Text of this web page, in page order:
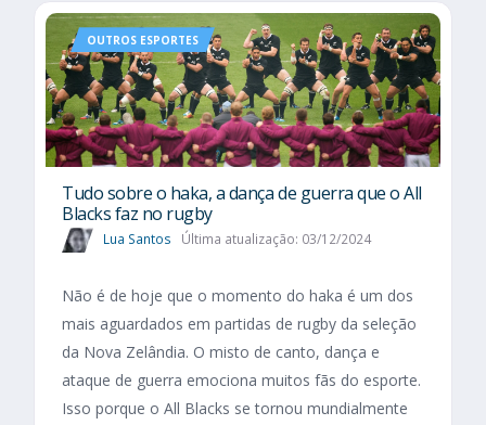
OUTROS ESPORTES
Tudo sobre o haka, a dança de guerra que o All
Blacks faz no rugby
Lua Santos Última atualização: 03/12/2024
Não é de hoje que o momento do haka é um dos
mais aguardados em partidas de rugby da seleção
da Nova Zelândia. O misto de canto, dança e
ataque de guerra emociona muitos fãs do esporte.
Isso porque o All Blacks se tornou mundialmente